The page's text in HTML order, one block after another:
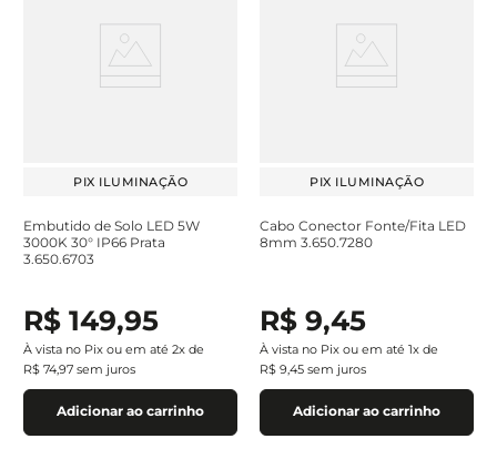
PIX ILUMINAÇÃO
Embutido de Solo LED 5W
3000K 30° IP66 Prata
3.650.6703
R$ 149,95
À vista no Pix ou em até 2x de
R$ 74,97 sem juros
Adicionar ao carrinho
PIX ILUMINAÇÃO
Cabo Conector Fonte/Fita LED
8mm 3.650.7280
R$ 9,45
À vista no Pix ou em até 1x de
R$ 9,45 sem juros
Adicionar ao carrinho